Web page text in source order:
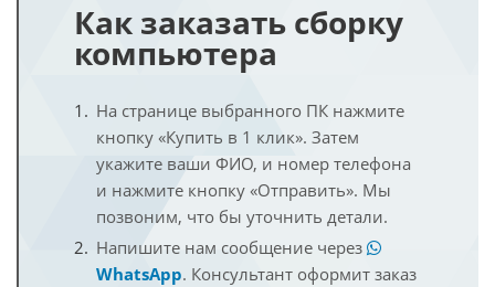
Как заказать сборку
компьютера
На странице выбранного ПК нажмите
кнопку «Купить в 1 клик». Затем
укажите ваши ФИО, и номер телефона
и нажмите кнопку «Отправить». Мы
позвоним, что бы уточнить детали.
Напишите нам сообщение через
WhatsApp. Консультант оформит заказ